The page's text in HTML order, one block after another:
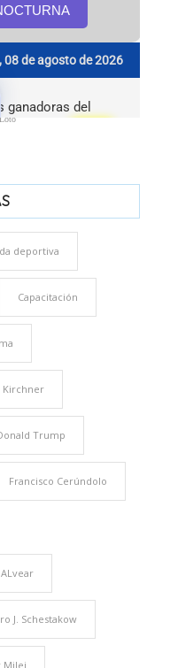
deportiva
Capacitación
Kirchner
Trump
Francisco Cerúndolo
J. Schestakow
Milei